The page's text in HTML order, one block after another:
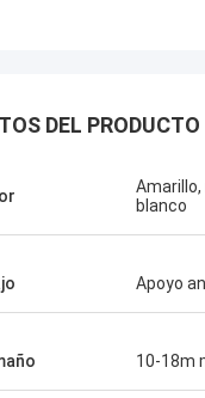
DEL PRODUCTO
Amarillo,
blanco
Apoyo
10-18m